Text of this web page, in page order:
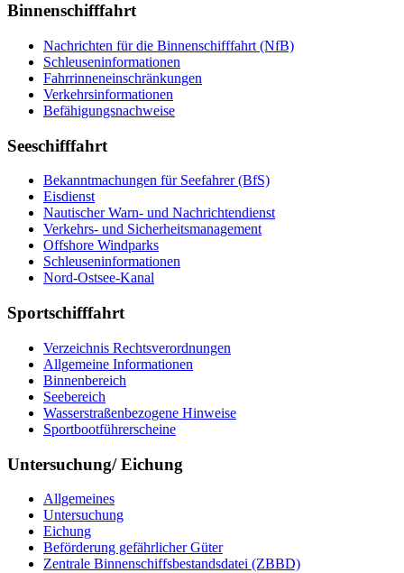
Binnenschifffahrt
Nachrichten für die Binnenschifffahrt (NfB)
Schleuseninformationen
Fahrrinneneinschränkungen
Verkehrsinformationen
Befähigungsnachweise
Seeschifffahrt
Bekanntmachungen für Seefahrer (BfS)
Eisdienst
Nautischer Warn- und Nachrichtendienst
Verkehrs- und Sicherheitsmanagement
Offshore Windparks
Schleuseninformationen
Nord-Ostsee-Kanal
Sportschifffahrt
Verzeichnis Rechtsverordnungen
Allgemeine Informationen
Binnenbereich
Seebereich
Wasserstraßenbezogene Hinweise
Sportbootführerscheine
Untersuchung/ Eichung
Allgemeines
Untersuchung
Eichung
Beförderung gefährlicher Güter
Zentrale Binnenschiffsbestandsdatei (ZBBD)